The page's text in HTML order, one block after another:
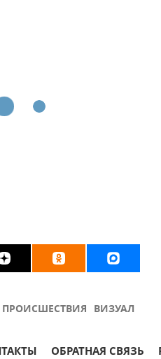
ПРОИСШЕСТВИЯ ВИЗУАЛ
ОБРАТНАЯ СВЯЗЬ